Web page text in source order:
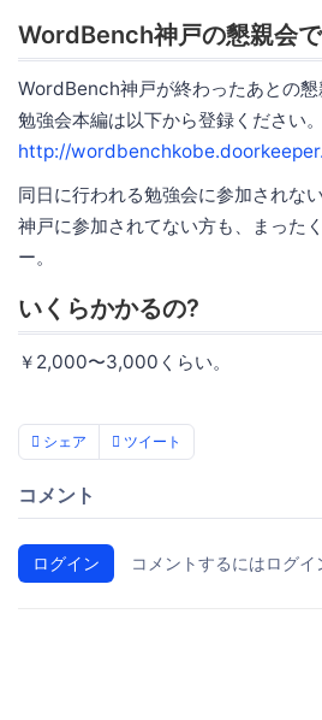
WordBench神戸の懇親会で
WordBench神戸が終わったあとの懇
勉強会本編は以下から登録ください。
http://
同日に行われる勉強会に参加されな
神戸に参加されてない方も、まった
ー。
いくらかかるの?
￥2,000〜3,000くらい。
シェア ツイート
コメント
ログイン コメントするにはログイ